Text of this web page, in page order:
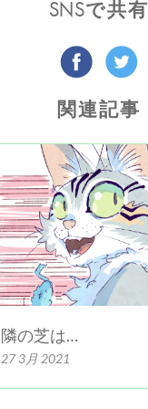
SNSで共有
関連記事
隣の芝は…
27 3月 2021